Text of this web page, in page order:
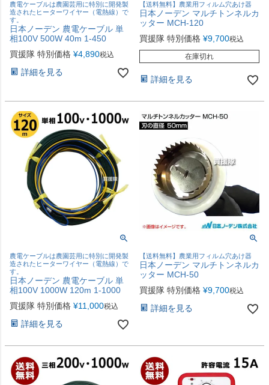
農電ケーブルは農園芸用に特別に開発製
造されたヒーターワイヤー（電熱線）で
す。
日本ノーデン 農電ケーブル 単
相100V 500W 40m 1-450
買援隊 特別価格 ¥4,890税込
詳細を見る
【送料無料】農業用フィルム穴あけ器
日本ノーデン マルチトンネルカ
ッター MCH-120
買援隊 特別価格 ¥9,700税込
在庫切れ
詳細を見る
農電ケーブルは農園芸用に特別に開発製
造されたヒーターワイヤー（電熱線）で
す。
日本ノーデン 農電ケーブル 単
相100V 1000W 120m 1-1000
買援隊 特別価格 ¥11,000税込
詳細を見る
【送料無料】農業用フィルム穴あけ器
日本ノーデン マルチトンネルカ
ッター MCH-50
買援隊 特別価格 ¥9,700税込
詳細を見る